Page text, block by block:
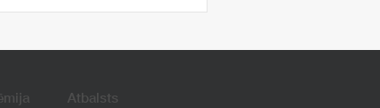
Atbalsts